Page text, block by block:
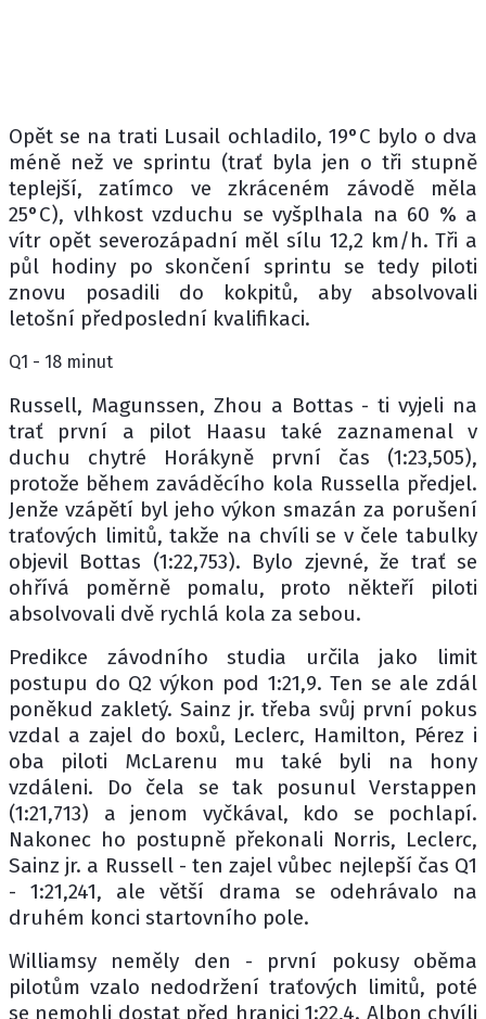
Opět se na trati Lusail ochladilo, 19°C bylo o dva
méně než ve sprintu (trať byla jen o tři stupně
teplejší, zatímco ve zkráceném závodě měla
25°C), vlhkost vzduchu se vyšplhala na 60 % a
vítr opět severozápadní měl sílu 12,2 km/h. Tři a
půl hodiny po skončení sprintu se tedy piloti
znovu posadili do kokpitů, aby absolvovali
letošní předposlední kvalifikaci.
Q1 - 18 minut
Russell, Magunssen, Zhou a Bottas - ti vyjeli na
trať první a pilot Haasu také zaznamenal v
duchu chytré Horákyně první čas (1:23,505),
protože během zaváděcího kola Russella předjel.
Jenže vzápětí byl jeho výkon smazán za porušení
traťových limitů, takže na chvíli se v čele tabulky
objevil Bottas (1:22,753). Bylo zjevné, že trať se
ohřívá poměrně pomalu, proto někteří piloti
absolvovali dvě rychlá kola za sebou.
Predikce závodního studia určila jako limit
postupu do Q2 výkon pod 1:21,9. Ten se ale zdál
poněkud zakletý. Sainz jr. třeba svůj první pokus
vzdal a zajel do boxů, Leclerc, Hamilton, Pérez i
oba piloti McLarenu mu také byli na hony
vzdáleni. Do čela se tak posunul Verstappen
(1:21,713) a jenom vyčkával, kdo se pochlapí.
Nakonec ho postupně překonali Norris, Leclerc,
Sainz jr. a Russell - ten zajel vůbec nejlepší čas Q1
- 1:21,241, ale větší drama se odehrávalo na
druhém konci startovního pole.
Williamsy neměly den - první pokusy oběma
pilotům vzalo nedodržení traťových limitů, poté
se nemohli dostat před hranici 1:22,4. Albon chvíli